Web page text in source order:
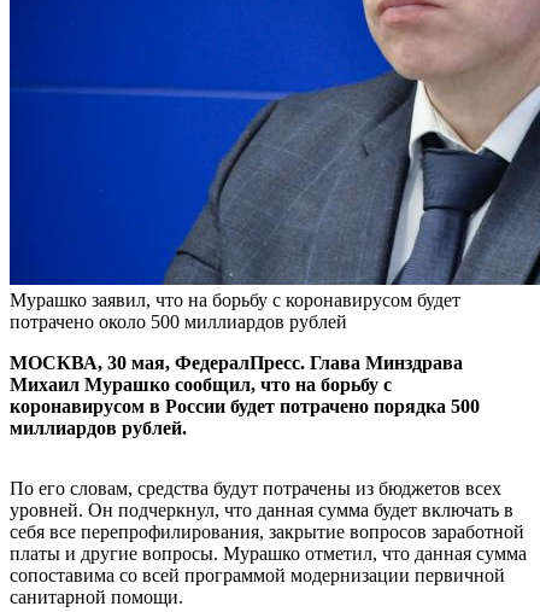
Мурашко заявил, что на борьбу с коронавирусом будет
потрачено около 500 миллиардов рублей
МОСКВА, 30 мая, ФедералПресс. Глава Минздрава
Михаил Мурашко сообщил, что на борьбу с
коронавирусом в России будет потрачено порядка 500
миллиардов рублей.
По его словам, средства будут потрачены из бюджетов всех
уровней. Он подчеркнул, что данная сумма будет включать в
себя все перепрофилирования, закрытие вопросов заработной
платы и другие вопросы. Мурашко отметил, что данная сумма
сопоставима со всей программой модернизации первичной
санитарной помощи.